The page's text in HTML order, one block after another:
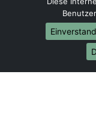
Umzug von
Umzug von
Umzug von